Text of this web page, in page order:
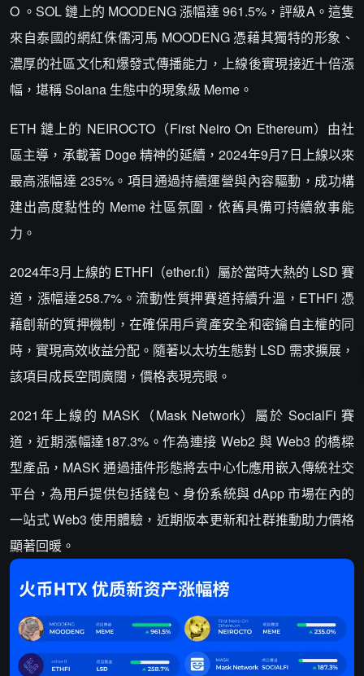
O 。SOL 鏈上的 MOODENG 漲幅達 961.5%，評級A。這隻
來自泰國的網紅侏儒河馬 MOODENG 憑藉其獨特的形象、
濃厚的社區文化和爆發式傳播能力，上線後實現接近十倍漲
幅，堪稱 Solana 生態中的現象級 Meme。
ETH 鏈上的 NEIROCTO（First Neiro On Ethereum）由社
區主導，承載著 Doge 精神的延續，2024年9月7日上線以來
最高漲幅達 235%。項目通過持續運營與內容驅動，成功構
建出高度黏性的 Meme 社區氛圍，依舊具備可持續敘事能
力。
2024年3月上線的 ETHFI（ether.fi）屬於當時大熱的 LSD 賽
道，漲幅達258.7%。流動性質押賽道持續升溫，ETHFI 憑
藉創新的質押機制，在確保用戶資產安全和密鑰自主權的同
時，實現高效收益分配。隨著以太坊生態對 LSD 需求擴展，
該項目成長空間廣闊，價格表現亮眼。
2021年上線的 MASK（Mask Network）屬於 SocialFi 賽
道，近期漲幅達187.3%。作為連接 Web2 與 Web3 的橋樑
型產品，MASK 通過插件形態將去中心化應用嵌入傳統社交
平台，為用戶提供包括錢包、身份系統與 dApp 市場在內的
一站式 Web3 使用體驗，近期版本更新和社群推動助力價格
顯著回暖。